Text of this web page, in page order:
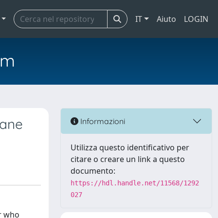
IT Aiuto LOGIN
who
Informazioni
Utilizza questo identificativo per
citare o creare un link a questo
documento:
https://hdl.handle.net/11568/1292
027